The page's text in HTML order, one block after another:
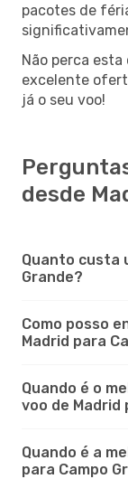
pacotes de
Não perca
excelente
já o seu voo!
desde
Quanto custa
Grande?
Como posso
Madrid para
Quando é o
voo de Madrid
Quando é a
para Campo